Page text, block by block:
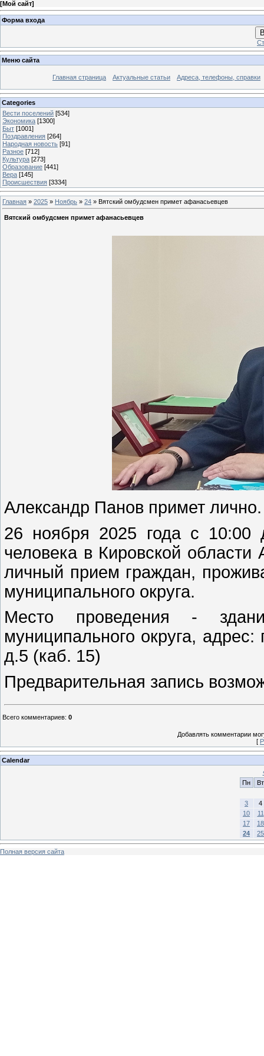
[Мой сайт]
Форма входа
Меню сайта
Главная страница Актуальные статьи Адреса, телефоны, справки
Categories
Вести поселений [534]
Экономика [1300]
Быт [1001]
Поздравления [264]
Народная новость [91]
Разное [712]
Культура [273]
Образование [441]
Вера [145]
Происшествия [3334]
Главная » 2025 » Ноябрь » 24 » Вятский омбудсмен примет афанасьевцев
Вятский омбудсмен примет афанасьевцев
Александр Панов примет лично.
26 ноября 2025 года с 10:00
человека в Кировской области
личный прием граждан,
муниципального округа.
Место проведения -
муниципального округа,
д.5 (каб. 15)
Предварительная запись
Всего комментариев: 0
Добавлять комментарии
[
Calendar
Пн
Вт
3
4
10
11
17
18
24
25
Полная версия сайта